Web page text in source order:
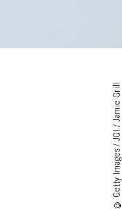
© Getty Images / JGI / Jamie Grill